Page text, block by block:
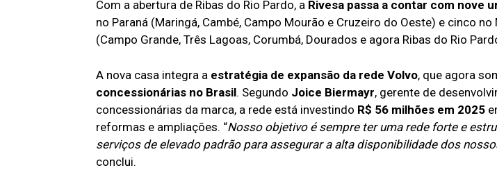
Com a abertura de Ribas do Rio Pardo, a Rivesa passa a contar com nove
no Paraná (Maringá, Cambé, Campo Mourão e Cruzeiro do Oeste) e cinco
(Campo Grande, Três Lagoas, Corumbá, Dourados e agora Ribas do Rio
A nova casa integra a estratégia de expansão da rede Volvo, que agora
concessionárias no Brasil. Segundo Joice Biermayr, gerente de
concessionárias da marca, a rede está investindo R$ 56 milhões em 2025
reformas e ampliações. “Nosso objetivo é sempre ter uma rede forte e
serviços de elevado padrão para assegurar a alta disponibilidade dos
conclui.